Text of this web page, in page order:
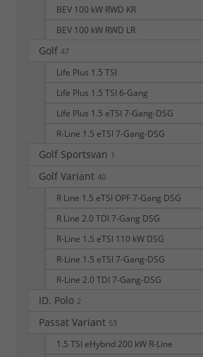
BEV 100 kW RWD KR
BEV 100 kW RWD LR
Golf 47
Life Plus 1.5 TSI
Life Plus 1.5 TSI 6-Gang
Life Plus 1.5 eTSI 7-Gang-DSG
R-Line 1.5 eTSI 7-Gang-DSG
Golf Sportsvan 1
Golf Variant 40
R Line 1.5 eTSI OPF 7-Gang DSG
R Line 2.0 TDI 7-Gang DSG
R-Line 1.5 eTSI 110 kW DSG
R-Line 1.5 eTSI 7-Gang-DSG
R-Line 2.0 TDI 7-Gang-DSG
ID. Polo 2
Passat Variant 53
1.5 TSI eHybrid 200 kW R-Line